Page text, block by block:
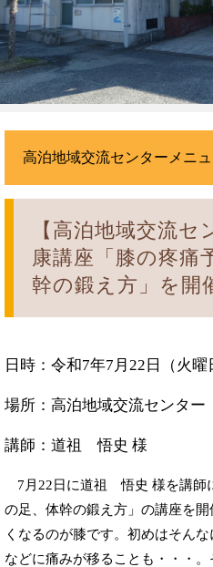
【高泊地域交流
康講座「膝の疼痛
幹の鍛え方」を開
日時：令和7年7月22日（火
場所：高泊地域交流センター
講師：道祖 悟史 様
7月22日に道祖 悟史 様を講師
の足、体幹の鍛え方」の講座を
くなるのが膝です。初めはそん
などに痛みが移ることも・・・
高泊地域交流センターメニ